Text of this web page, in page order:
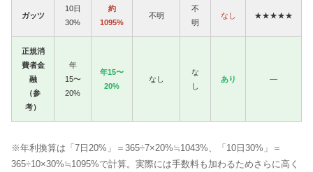
ガッツ
10日
30%
約
1095%
不明
不
明
なし ★★★★★
正規消
費者金
融
（参
考）
年
15〜
20%
年15〜
20%
なし
な
し
あり —
※年利換算は「7日20%」＝365÷7×20%≒1043%、「10日30%」＝
365÷10×30%≒1095%で計算。実際には手数料も加わるためさらに高く